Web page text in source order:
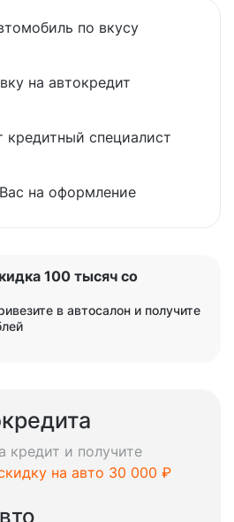
по вкусу
на автокредит
кредитный специалист
на оформление
100 тысяч со
в автосалон и получите
кредит и получите
на авто 30 000 ₽